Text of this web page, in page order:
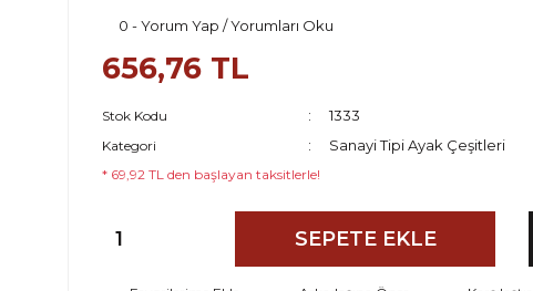
0 - Yorum Yap / Yorumları Oku
656,76 TL
Stok Kodu 1333
Kategori Sanayi Tipi Ayak Çeşitleri
* 69,92 TL den başlayan taksitlerle!
SEPETE EKLE